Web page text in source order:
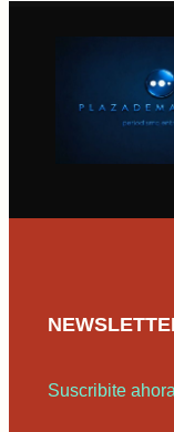
Suscribite